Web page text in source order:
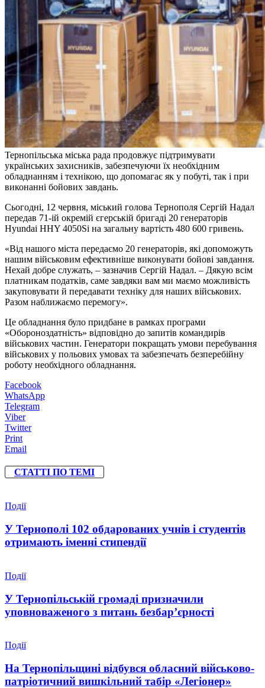
Тернопільська міська рада продовжує підтримувати
українських захисників, забезпечуючи їх необхідним
обладнанням і технікою, що допомагає як у побуті, так і при
виконанні бойових завдань.
Сьогодні, 12 червня, міський голова Тернополя Сергій Надал
передав 71-ій окремій єгерській бригаді 20 генераторів
Hyundai HHY 4050Si на загальну вартість 480 600 гривень.
«Від нашого міста передаємо 20 генераторів, які допоможуть
нашим військовим ефективніше виконувати бойові завдання.
Нехай добре служать, – зазначив Сергій Надал. – Дякую всім
платникам податків, саме завдяки вам ми маємо можливість
закуповувати й передавати техніку для наших військових.
Разом наближаємо перемогу».
Це обладнання було придбане в рамках програми
«Обороноздатність» відповідно до запитів командирів
військових частин. Генератори покращать умови перебування
військових у польових умовах та забезпечать безперебійну
роботу необхідного обладнання.
Facebook
WhatsApp
Telegram
Viber
Twitter
Print
Email
СТАТТІ ПО ТЕМІ
Події
У Тернополі 102 обдарованих учнів і студентів
отримають іменні стипендії
Події
У Тернопільській громаді призначили
уповноваженого з питань безбар’єрності
Події
На Тернопільщині відбувся обласний військово-
патріотичний вишкільний табір «Легіонер»